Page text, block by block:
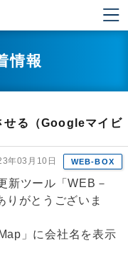
情報
せる（Googleマイビ
年03月10日 WEB-BOX
新ツール「WEB－
りがとうございま
」に会社名を表示